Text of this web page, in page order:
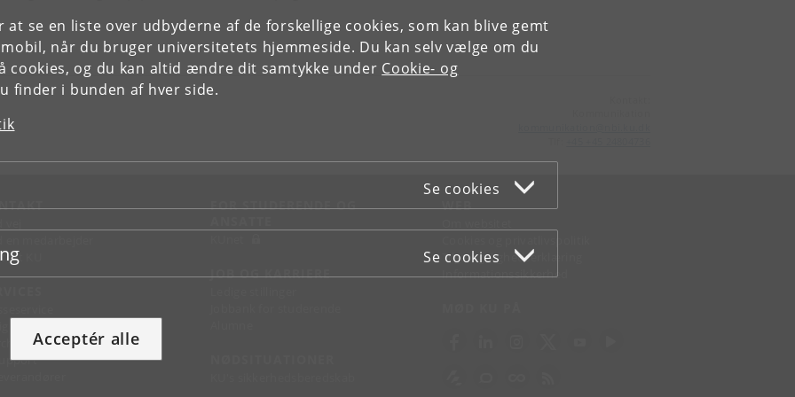
at se en liste over udbyderne af de forskellige cookies, som kan blive gemt
når du bruger universitetets hjemmeside. Du kan selv vælge om du
cookies, og du kan altid ændre dit samtykke under Cookie- og
finder i bunden af hver side.
Se cookies
Se cookies
Acceptér alle
KU
FOR STUDERENDE OG
JOB OG KARRIERE
WEB
Tilgængelighedserklæring
Informationssikkerhed